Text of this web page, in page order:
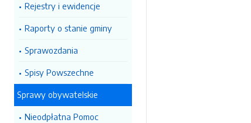
Rejestry i ewidencje
Raporty o stanie gminy
Sprawozdania
Spisy Powszechne
Sprawy obywatelskie
Nieodpłatna Pomoc